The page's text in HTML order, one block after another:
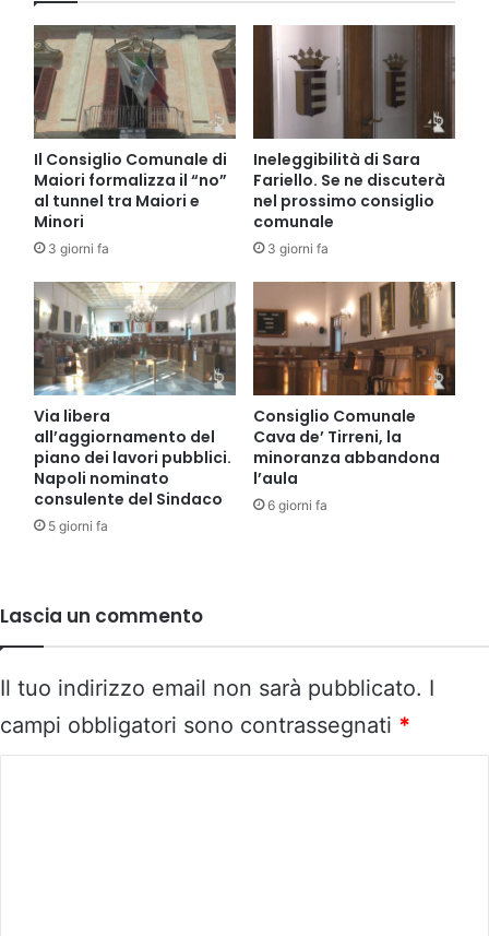
Il Consiglio Comunale di
Maiori formalizza il “no”
al tunnel tra Maiori e
Minori
3 giorni fa
Ineleggibilità di Sara
Fariello. Se ne discuterà
nel prossimo consiglio
comunale
3 giorni fa
Via libera
all’aggiornamento del
piano dei lavori pubblici.
Napoli nominato
consulente del Sindaco
5 giorni fa
Consiglio Comunale
Cava de’ Tirreni, la
minoranza abbandona
l’aula
6 giorni fa
Lascia un commento
Il tuo indirizzo email non sarà pubblicato. I
campi obbligatori sono contrassegnati *